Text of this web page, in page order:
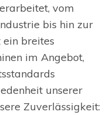
vom
bis hin zur
ein breites
im Angebot,
unserer
Zuverlässigkeit: